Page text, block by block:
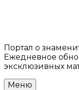
Портал о
Ежедневное
эксклюзивных
Меню